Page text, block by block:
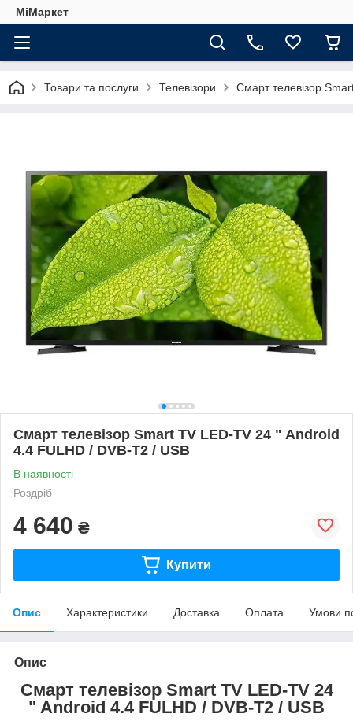
МіМаркет
Товари та послуги Телевізори Смарт телевізор
Смарт телевізор Smart TV LED-TV 24 " Android
4.4 FULHD / DVB-T2 / USB
В наявності
Роздріб
4 640 ₴
Купити
Опис Характеристики Доставка Оплата Умови
Опис
Смарт телевізор Smart TV LED-TV 24
" Android 4.4 FULHD / DVB-T2 / USB